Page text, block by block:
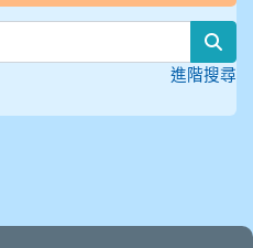
進階搜尋